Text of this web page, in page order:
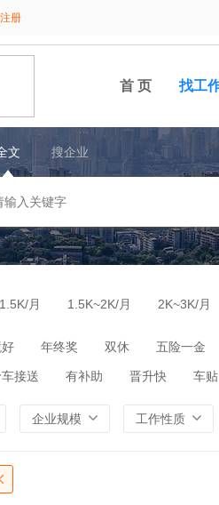
册
首 页 找工
文 搜企业
月 1.5K~2K/月 2K~3K/月
年终奖 双休 五险一金
接送 有补助 晋升快 车贴
企业规模 工作性质